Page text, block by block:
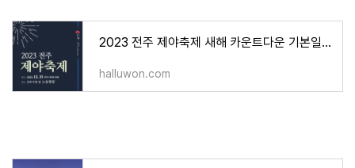
2023 전주 제야축제 새해 카운트다운 기본일정과 프로그램 공연 정리
halluwon.com